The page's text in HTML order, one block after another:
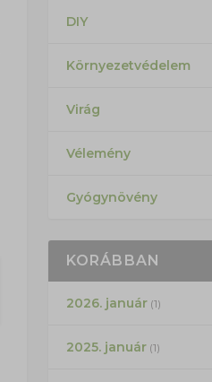
DIY
Környezetvédelem
Virág
Vélemény
Gyógynövény
KORÁBBAN
2026. január(1)
2025. január(1)